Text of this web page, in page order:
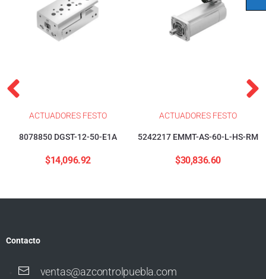
ACTUADORES FESTO
8078850 DGST-12-50-E1A
$14,096.92
ACTUADORES FESTO
5242217 EMMT-AS-60-L-HS-RM
$30,836.60
Contacto
ventas@azcontrolpuebla.com